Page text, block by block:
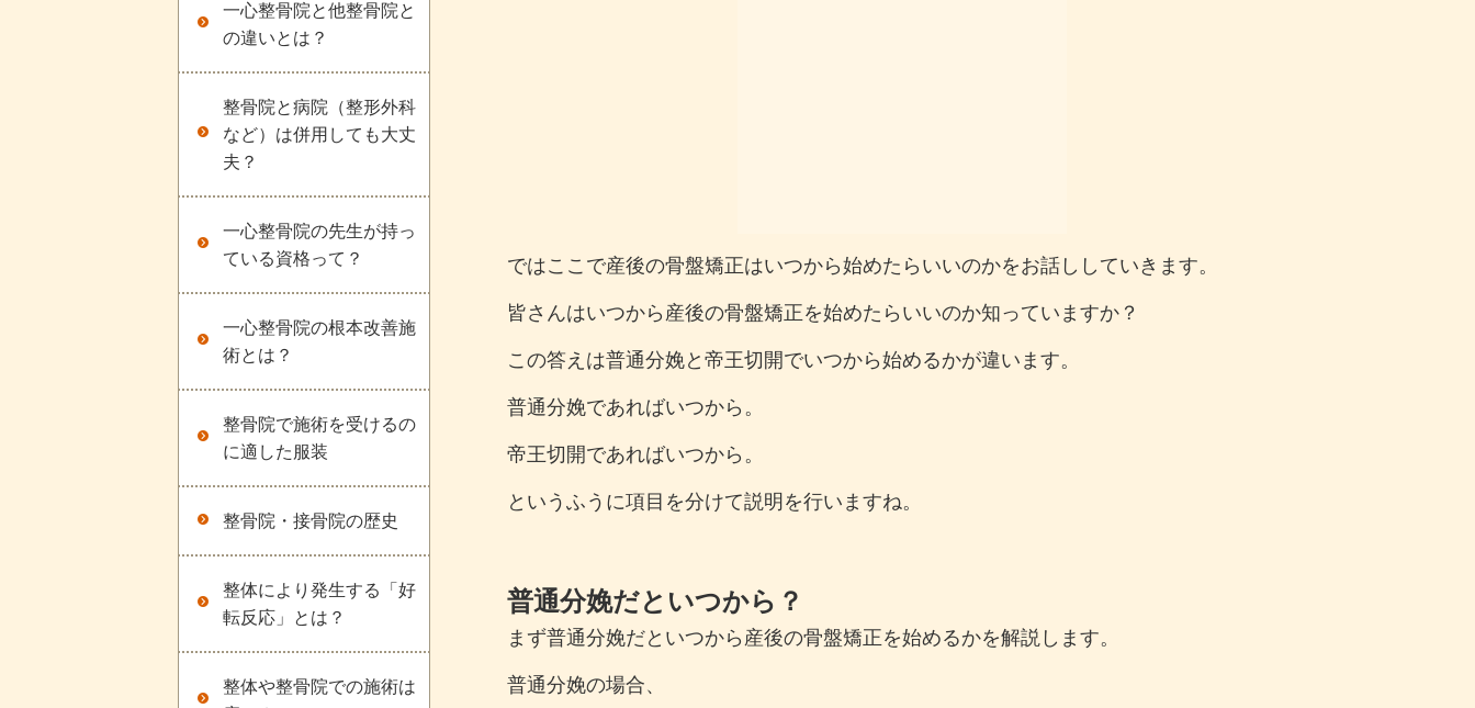
ではここで産後の骨盤矯正はいつから始めたらいいのかをお話ししていきます。
皆さんはいつから産後の骨盤矯正を始めたらいいのか知っていますか？
この答えは普通分娩と帝王切開でいつから始めるかが違います。
普通分娩であればいつから。
帝王切開であればいつから。
というふうに項目を分けて説明を行いますね。
普通分娩だといつから？
まず普通分娩だといつから産後の骨盤矯正を始めるかを解説します。
普通分娩の場合、
一心整骨院と他整骨院と
の違いとは？
整骨院と病院（整形外科
など）は併用しても大丈
夫？
一心整骨院の先生が持っ
ている資格って？
一心整骨院の根本改善施
術とは？
整骨院で施術を受けるの
に適した服装
整骨院・接骨院の歴史
整体により発生する「好
転反応」とは？
整体や整骨院での施術は